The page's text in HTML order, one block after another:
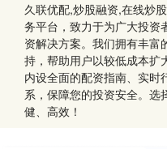
久联优配,炒股融资,在线炒
务平台，致力于为广大投资
资解决方案。我们拥有丰富
持，帮助用户以较低成本扩
内设全面的配资指南、实时
系，保障您的投资安全。选
健、高效！